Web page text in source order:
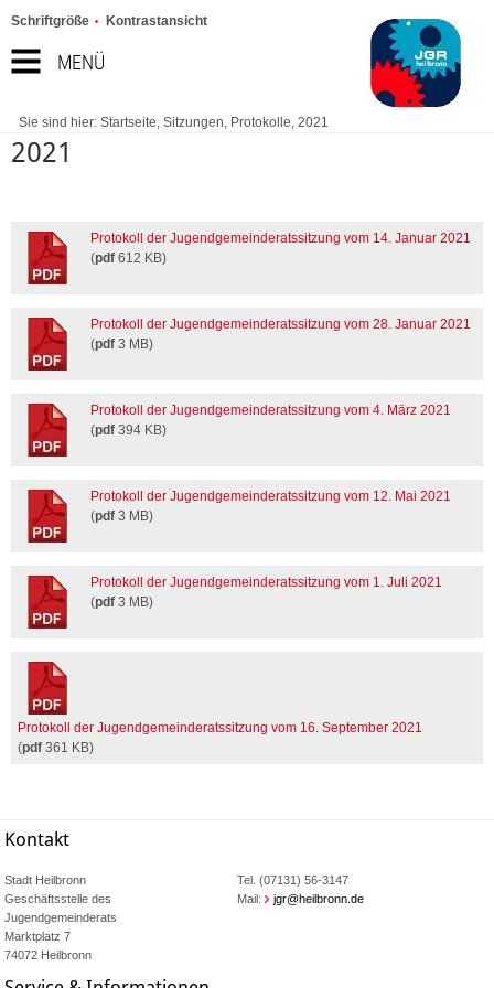
MENÜ
Schriftgröße Kontrastansicht
Sie sind hier: Startseite, Sitzungen, Protokolle, 2021
2021
Protokoll der Jugendgemeinderatssitzung vom 14. Januar 2021
(pdf 612 KB)
Protokoll der Jugendgemeinderatssitzung vom 28. Januar 2021
(pdf 3 MB)
Protokoll der Jugendgemeinderatssitzung vom 4. März 2021
(pdf 394 KB)
Protokoll der Jugendgemeinderatssitzung vom 12. Mai 2021
(pdf 3 MB)
Protokoll der Jugendgemeinderatssitzung vom 1. Juli 2021
(pdf 3 MB)
Protokoll der Jugendgemeinderatssitzung vom 16. September 2021
(pdf 361 KB)
Kontakt
Stadt Heilbronn
Geschäftsstelle des
Jugendgemeinderats
Marktplatz 7
74072 Heilbronn
Tel. (07131) 56-3147
Mail:
jgr@heilbronn.de